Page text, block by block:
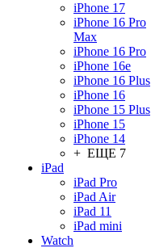
iPhone 17
iPhone 16 Pro
Max
iPhone 16 Pro
iPhone 16e
iPhone 16 Plus
iPhone 16
iPhone 15 Plus
iPhone 15
iPhone 14
+ ЕЩЕ 7
iPad
iPad Pro
iPad Air
iPad 11
iPad mini
Watch